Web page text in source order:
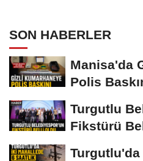
SON HABERLER
Manisa'da
Polis
Turgutlu
Fikstürü
Turgutlu'da